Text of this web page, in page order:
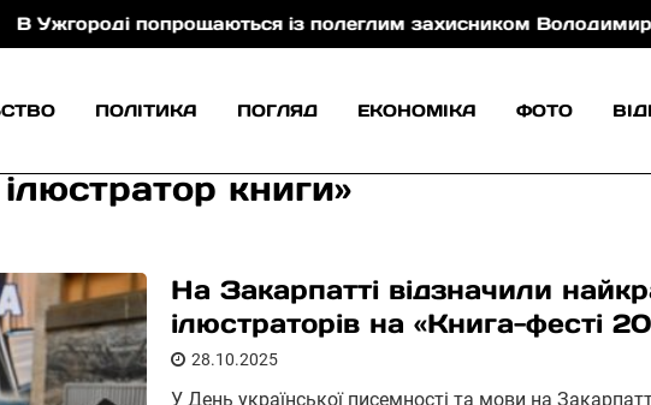
попрощаються із полеглим захисником Володимиром
ПОЛІТИКА ПОГЛЯД ЕКОНОМІКА ФОТО
книги»
На Закарпатті відзначили
ілюстраторів на «Книга-фесті
28.10.2025
У День української писемності та мови на